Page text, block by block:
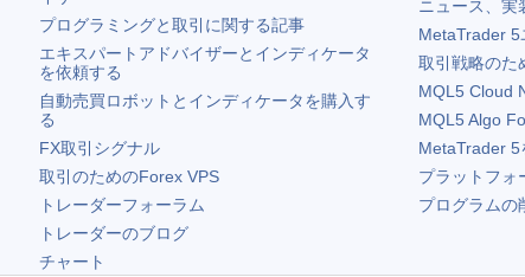
プログラミングと取引に関する記事
エキスパートアドバイザーとインディケータ
を依頼する
自動売買ロボットとインディケータを購入す
る
FX取引シグナル
取引のためのForex VPS
トレーダーフォーラム
トレーダーのブログ
チャート
ニュース、実
MetaTrader 5
取引戦略のた
MQL5 Cloud
MQL5 Algo
MetaTrader 5
プラットフォ
プログラムの